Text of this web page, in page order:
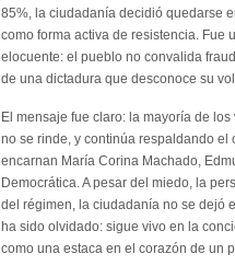
85%, la ciudadanía decidió quedarse
como forma activa de resistencia. Fue
elocuente: el pueblo no convalida
de una dictadura que desconoce su
El mensaje fue claro: la mayoría de los
no se rinde, y continúa respaldando el
encarnan María Corina Machado,
Democrática. A pesar del miedo, la
del régimen, la ciudadanía no se dejó
ha sido olvidado: sigue vivo en la
como una estaca en el corazón de un